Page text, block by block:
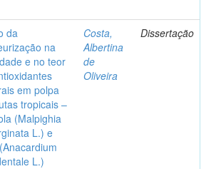
da
na
e no teor
em polpa
tropicais –
(Malpighia
L.) e
L.)
Costa,
Albertina
de
Oliveira
Dissertação